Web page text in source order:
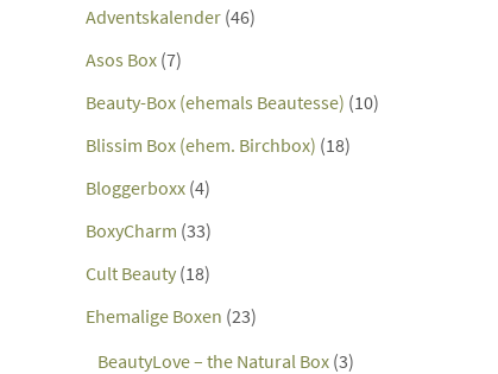
Adventskalender (46)
Asos Box (7)
Beauty-Box (ehemals Beautesse) (10)
Blissim Box (ehem. Birchbox) (18)
Bloggerboxx (4)
BoxyCharm (33)
Cult Beauty (18)
Ehemalige Boxen (23)
BeautyLove – the Natural Box (3)